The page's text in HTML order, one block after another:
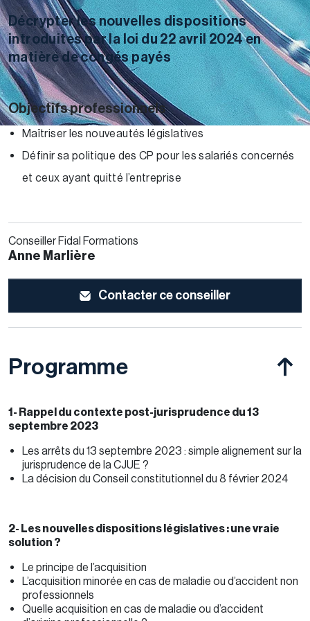
Décrypter les nouvelles dispositions
introduites par la loi du 22 avril 2024 en
matière de congés payés
Objectifs professionnels
Maîtriser les nouveautés législatives
Définir sa politique des CP pour les salariés concernés
et ceux ayant quitté l’entreprise
Conseiller Fidal Formations
Anne Marlière
Contacter ce conseiller
Programme
1- Rappel du contexte post-jurisprudence du 13
septembre 2023
Les arrêts du 13 septembre 2023 : simple alignement sur la
jurisprudence de la CJUE ?
La décision du Conseil constitutionnel du 8 février 2024
2- Les nouvelles dispositions législatives : une vraie
solution ?
Le principe de l’acquisition
L’acquisition minorée en cas de maladie ou d’accident non
professionnels
Quelle acquisition en cas de maladie ou d’accident